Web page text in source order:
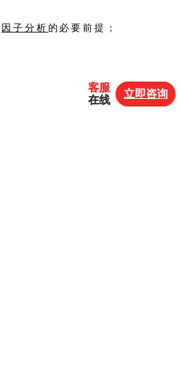
因子分析 的必要前提；
客服
在线
立即咨询
客服
在线
立即咨询